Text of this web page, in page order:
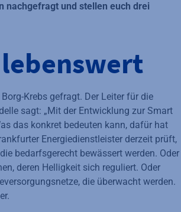
nachgefragt und stellen euch drei
Krebs gefragt. Der Leiter für die
sagt: „Mit der Entwicklung zur Smart
das konkret bedeuten kann, dafür hat
Energiedienstleister derzeit prüft,
bedarfsgerecht bewässert werden. Oder
deren Helligkeit sich reguliert. Oder
die überwacht werden.